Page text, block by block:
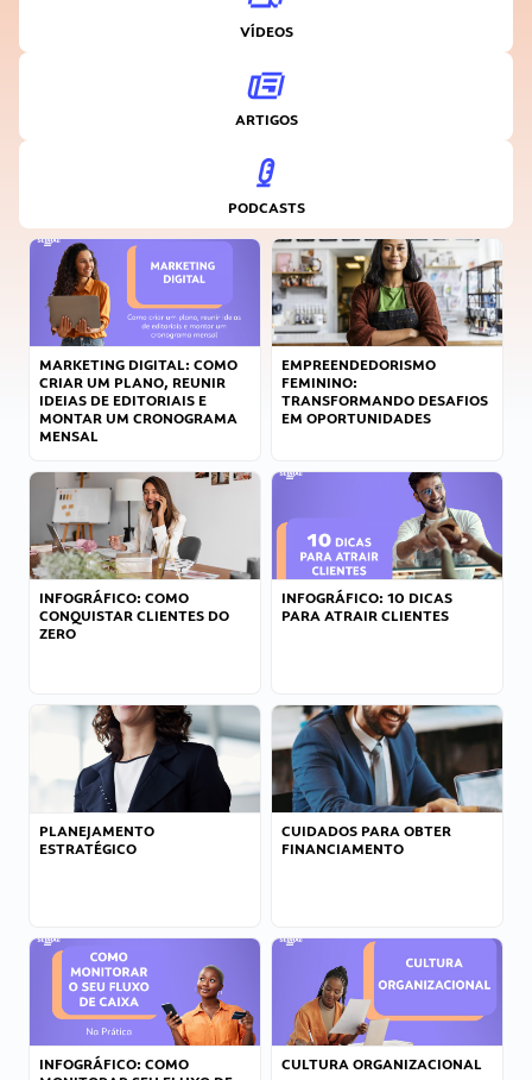
VÍDEOS
ARTIGOS
PODCASTS
MARKETING DIGITAL: COMO
CRIAR UM PLANO, REUNIR
IDEIAS DE EDITORIAIS E
MONTAR UM CRONOGRAMA
MENSAL
EMPREENDEDORISMO
FEMININO:
TRANSFORMANDO DESAFIOS
EM OPORTUNIDADES
INFOGRÁFICO: COMO
CONQUISTAR CLIENTES DO
ZERO
INFOGRÁFICO: 10 DICAS
PARA ATRAIR CLIENTES
PLANEJAMENTO
ESTRATÉGICO
CUIDADOS PARA OBTER
FINANCIAMENTO
INFOGRÁFICO: COMO
CULTURA ORGANIZACIONAL